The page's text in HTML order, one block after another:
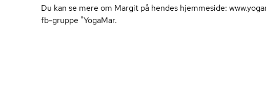
Du kan se mere om Margit på hendes hjemmeside:
fb-gruppe "YogaMar.